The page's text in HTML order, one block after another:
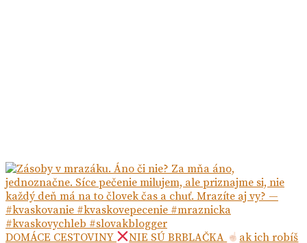
DOMÁCE CESTOVINY NIE SÚ BRBLAČKA ak ich robíš